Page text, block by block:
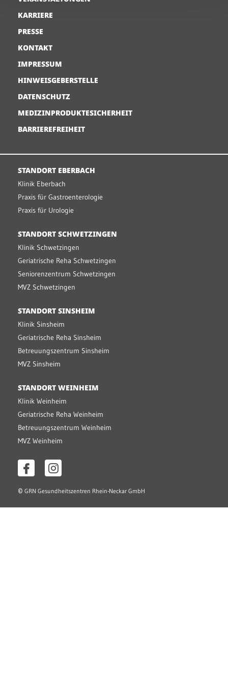
KARRIERE
PRESSE
KONTAKT
IMPRESSUM
HINWEISGEBERSTELLE
DATENSCHUTZ
MEDIZINPRODUKTESICHERHEIT
BARRIEREFREIHEIT
STANDORT EBERBACH
Klinik Eberbach
Praxis für Gastroenterologie
Praxis für Urologie
STANDORT SCHWETZINGEN
Klinik Schwetzingen
Geriatrische Reha Schwetzingen
Seniorenzentrum Schwetzingen
MVZ Schwetzingen
STANDORT SINSHEIM
Klinik Sinsheim
Geriatrische Reha Sinsheim
Betreuungszentrum Sinsheim
MVZ Sinsheim
STANDORT WEINHEIM
Klinik Weinheim
Geriatrische Reha Weinheim
Betreuungszentrum Weinheim
MVZ Weinheim
© GRN Gesundheitszentren Rhein-Neckar GmbH